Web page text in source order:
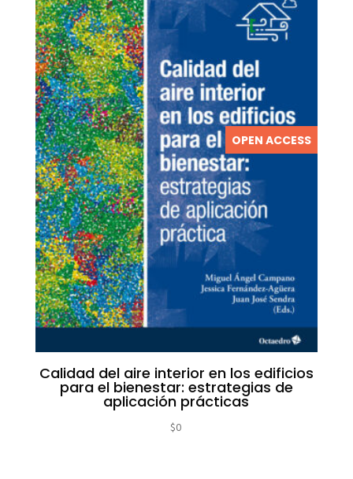
OPEN ACCESS
Calidad del aire interior en los edificios
para el bienestar: estrategias de
aplicación prácticas
$0